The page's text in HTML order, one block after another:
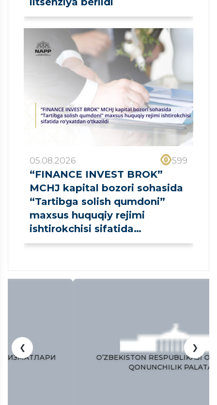
05.08.2026 599
“FINANCE INVEST BROK”
MCHJ kapital bozori sohasida
“Tartibga solish qumdoni”
maxsus huquqiy rejimi
ishtirokchisi sifatida
ro‘yxatdan o‘tkazildi
O’ZBEKISTON RESPUBLIKASI OLIY MAJLISI
QONUNCHILIK PALATASI
❮ ❯